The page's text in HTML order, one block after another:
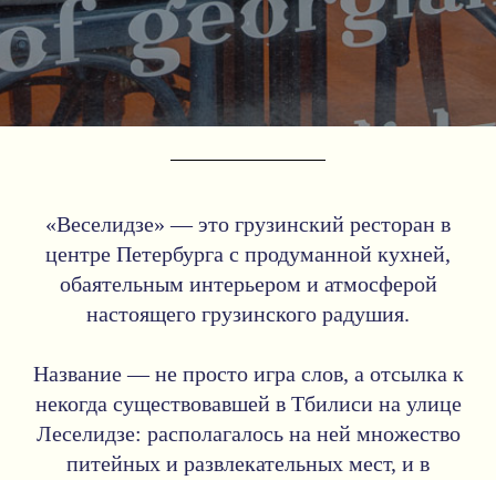
«Веселидзе» — это грузинский ресторан в
центре Петербурга с продуманной кухней,
обаятельным интерьером и атмосферой
настоящего грузинского радушия.
Название — не просто игра слов, а отсылка к
некогда существовавшей в Тбилиси на улице
Леселидзе: располагалось на ней множество
питейных и развлекательных мест, и в